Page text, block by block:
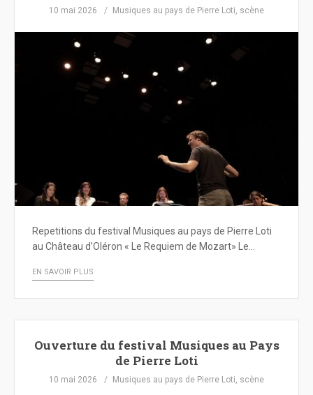
10 mai 2026 Musiques au pays de Pierre Loti, scène
Repetitions du festival Musiques au pays de Pierre Loti
au Château d’Oléron « Le Requiem de Mozart» Le…
EN SAVOIR PLUS
Ouverture du festival Musiques au Pays
de Pierre Loti
10 mai 2026 Musiques au pays de Pierre Loti, scène